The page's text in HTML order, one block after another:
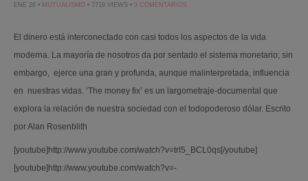
ENE 28 • MUTUALISMO • 7719 VIEWS • 3 COMENTARIOSEN
El dinero está interconectado con casi todos los aspectos de la vida
moderna. La mayoría de nosotros da por sentado el sistema monetario; sin
embargo, ejerce una gran y profunda, aunque malinterpretada, influencia
en nuestras vidas. ‘The money fix’ es un largometraje-documental que
explora la relación de nuestra sociedad con el todopoderoso dólar. Escrito
por Alan Rosenblith
[youtube]http://www.youtube.com/watch?v=trl5_BCL0qs[/youtube]
[youtube]http://www.youtube.com/watch?v=-